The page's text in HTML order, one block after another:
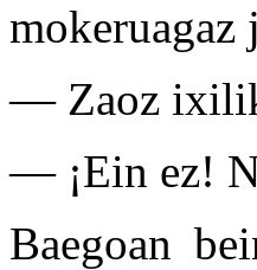
mokeruagaz
— Zaoz
— ¡Ein ez!
Baegoan